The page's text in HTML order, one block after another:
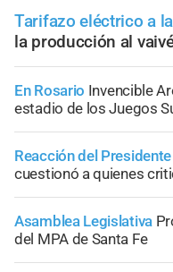
Tarifazo eléctrico a
la producción al
En Rosario Invencible
estadio de los Juegos
Reacción del Presidente
cuestionó a quienes
Asamblea Legislativa
del MPA de Santa Fe